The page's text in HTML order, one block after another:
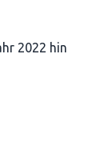
2022 hin